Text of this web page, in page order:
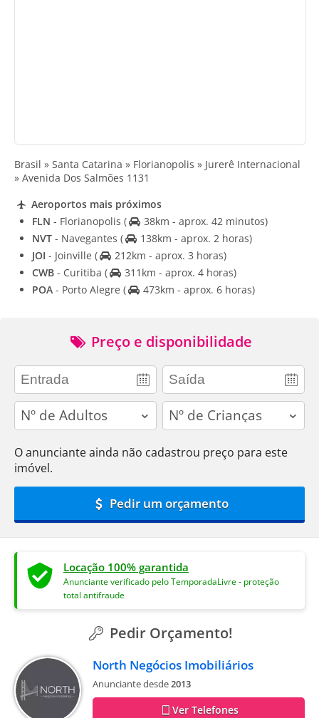
Brasil » Santa Catarina » Florianopolis » Jurerê Internacional
» Avenida Dos Salmões 1131
Aeroportos mais próximos
FLN - Florianopolis (
38km - aprox. 42 minutos)
NVT - Navegantes (
138km - aprox. 2 horas)
JOI - Joinville (
212km - aprox. 3 horas)
CWB - Curitiba (
311km - aprox. 4 horas)
POA - Porto Alegre ( 473km - aprox. 6 horas)
Preço e disponibilidade
adults children
O anunciante ainda não cadastrou preço para este
imóvel.
Pedir um orçamento
Locação 100% garantida
Anunciante verificado pelo TemporadaLivre - proteção
total antifraude
Pedir Orçamento!
North Negócios Imobiliários
Anunciante desde2013
Ver Telefones